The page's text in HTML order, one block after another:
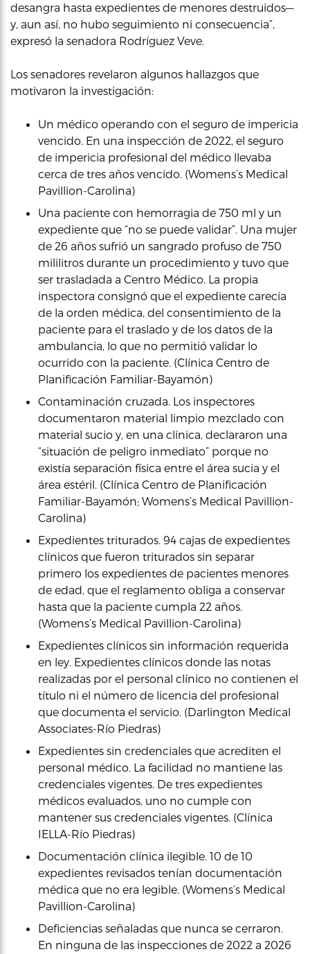
desangra hasta expedientes de menores destruidos—
y, aun así, no hubo seguimiento ni consecuencia”,
expresó la senadora Rodríguez Veve.
Los senadores revelaron algunos hallazgos que
motivaron la investigación:
Un médico operando con el seguro de impericia
vencido. En una inspección de 2022, el seguro
de impericia profesional del médico llevaba
cerca de tres años vencido. (Womens’s Medical
Pavillion-Carolina)
Una paciente con hemorragia de 750 ml y un
expediente que “no se puede validar”. Una mujer
de 26 años sufrió un sangrado profuso de 750
mililitros durante un procedimiento y tuvo que
ser trasladada a Centro Médico. La propia
inspectora consignó que el expediente carecía
de la orden médica, del consentimiento de la
paciente para el traslado y de los datos de la
ambulancia, lo que no permitió validar lo
ocurrido con la paciente. (Clínica Centro de
Planificación Familiar-Bayamón)
Contaminación cruzada. Los inspectores
documentaron material limpio mezclado con
material sucio y, en una clínica, declararon una
“situación de peligro inmediato” porque no
existía separación física entre el área sucia y el
área estéril. (Clínica Centro de Planificación
Familiar-Bayamón; Womens’s Medical Pavillion-
Carolina)
Expedientes triturados. 94 cajas de expedientes
clínicos que fueron triturados sin separar
primero los expedientes de pacientes menores
de edad, que el reglamento obliga a conservar
hasta que la paciente cumpla 22 años.
(Womens’s Medical Pavillion-Carolina)
Expedientes clínicos sin información requerida
en ley. Expedientes clínicos donde las notas
realizadas por el personal clínico no contienen el
título ni el número de licencia del profesional
que documenta el servicio. (Darlington Medical
Associates-Río Piedras)
Expedientes sin credenciales que acrediten el
personal médico. La facilidad no mantiene las
credenciales vigentes. De tres expedientes
médicos evaluados, uno no cumple con
mantener sus credenciales vigentes. (Clínica
IELLA-Río Piedras)
Documentación clínica ilegible. 10 de 10
expedientes revisados tenían documentación
médica que no era legible. (Womens’s Medical
Pavillion-Carolina)
Deficiencias señaladas que nunca se cerraron.
En ninguna de las inspecciones de 2022 a 2026